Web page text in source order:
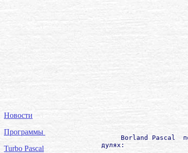
Новости
Программы
Turbo Pascal
Borland Pascal
        дулях: